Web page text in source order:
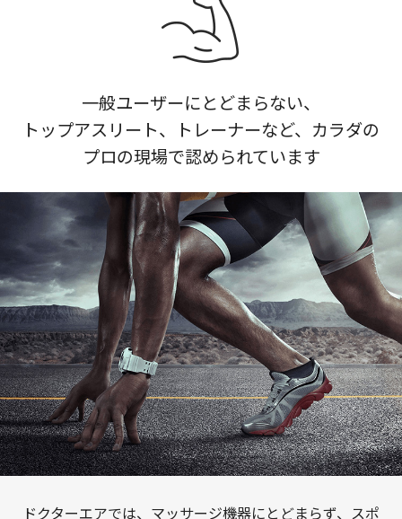
一般ユーザーにとどまらない、
トップアスリート、トレーナーなど、 カラダの
プロの現場で認められています
ドクターエアでは、マッサージ機器にとどまらず、スポ